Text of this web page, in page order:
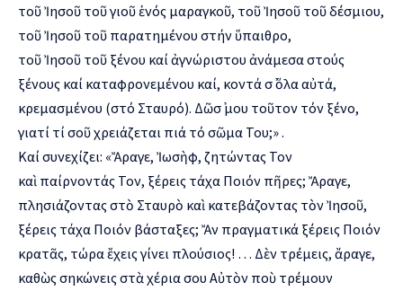
τοῦ Ἰησοῦ τοῦ γιοῦ ἑνός μαραγκοῦ, τοῦ Ἰησοῦ τοῦ δέσμιου,
τοῦ Ἰησοῦ τοῦ παρατημένου στήν ὕπαιθρο,
τοῦ Ἰησοῦ τοῦ ξένου καί ἀγνώριστου ἀνάμεσα στούς
ξένους καί καταφρονεμένου καί, κοντά σ᾿ ὅλα αὐτά,
κρεμασμένου (στό Σταυρό). Δῶσ᾿ μου τοῦτον τόν ξένο,
γιατί τί σοῦ χρειάζεται πιά τό σῶμα Του;» .
Καί συνεχίζει: «Ἄραγε, Ἰωσὴφ, ζητώντας Τον
καὶ παίρνοντάς Τον, ξέρεις τάχα Ποιόν πῆρες; Ἄραγε,
πλησιάζοντας στὸ Σταυρὸ καὶ κατεβάζοντας τὸν Ἰησοῦ,
ξέρεις τάχα Ποιόν βάσταξες; Ἄν πραγματικά ξέρεις Ποιόν
κρατᾶς, τώρα ἔχεις γίνει πλούσιος! … Δὲν τρέμεις, ἄραγε,
καθὼς σηκώνεις στὰ χέρια σου Αὐτὸν ποὺ τρέμουν